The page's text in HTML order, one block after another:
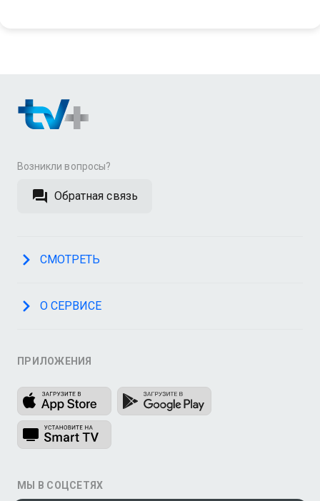
Возникли вопросы?
Обратная связь
СМОТРЕТЬ
О СЕРВИСЕ
ПРИЛОЖЕНИЯ
МЫ В СОЦСЕТЯХ